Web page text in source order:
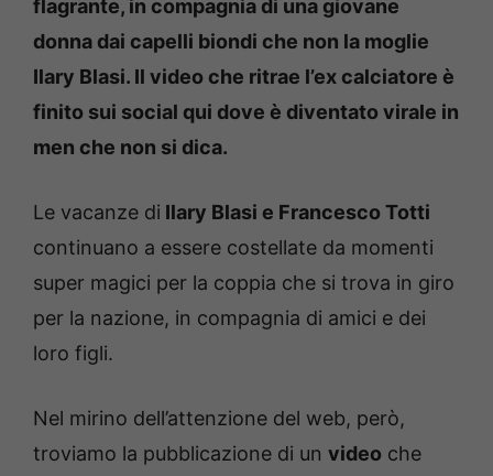
flagrante, in compagnia di una giovane
donna dai capelli biondi che non la moglie
Ilary Blasi. Il video che ritrae l’ex calciatore è
finito sui social qui dove è diventato virale in
men che non si dica.
Le vacanze di Ilary Blasi e Francesco Totti
continuano a essere costellate da momenti
super magici per la coppia che si trova in giro
per la nazione, in compagnia di amici e dei
loro figli.
Nel mirino dell’attenzione del web, però,
troviamo la pubblicazione di un video che